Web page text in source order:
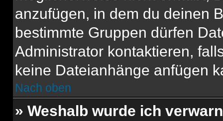
anzufügen, in dem du deinen
bestimmte Gruppen dürfen
Administrator kontaktieren,
keine Dateianhänge anfügen
Nach oben
» Weshalb wurde ich